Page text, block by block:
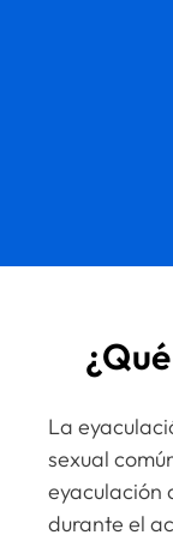
La
sexual
eyaculación
durante el